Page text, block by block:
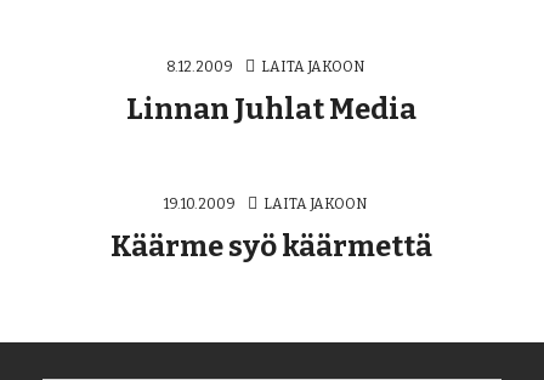
8.12.2009 LAITA JAKOON
Linnan Juhlat Media
19.10.2009 LAITA JAKOON
Käärme syö käärmettä